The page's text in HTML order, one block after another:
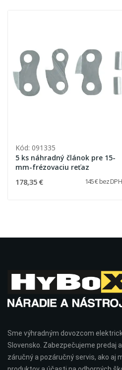
Kód: 091335
5 ks náhradný článok pre 15-
mm-frézovaciu reťaz
178,35 € 145 € bez DPH
Sme výhradným dovozcom
Slovensko. Zabezpečujeme predaj
záručný a pozáručný servis, ako aj